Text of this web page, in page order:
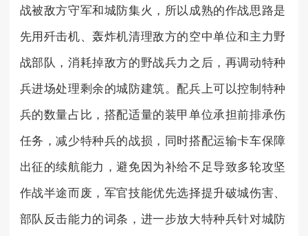
战被敌方守军和城防集火，所以成熟的作战思路是
先用歼击机、轰炸机清理敌方的空中单位和主力野
战部队，消耗掉敌方的野战兵力之后，再调动特种
兵进场处理剩余的城防建筑。配兵上可以控制特种
兵的数量占比，搭配适量的装甲单位承担前排承伤
任务，减少特种兵的战损，同时搭配运输卡车保障
出征的续航能力，避免因为补给不足导致多轮攻坚
作战半途而废，军官技能优先选择提升破城伤害、
部队反击能力的词条，进一步放大特种兵针对城防